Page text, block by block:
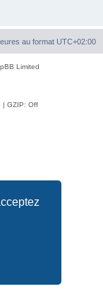
au format UTC+02:00
Limited
| GZIP: Off